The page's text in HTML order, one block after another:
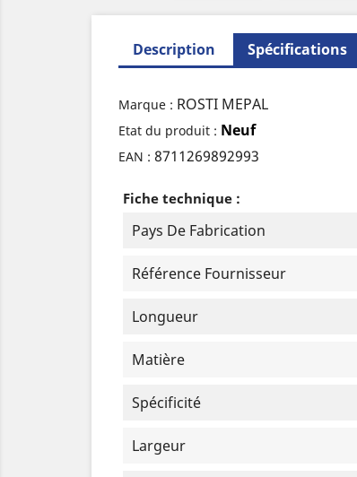
Description Spécifications
Marque : ROSTI MEPAL
Etat du produit : Neuf
EAN : 8711269892993
Fiche technique :
Pays De Fabrication
Référence Fournisseur
Longueur
Matière
Spécificité
Largeur